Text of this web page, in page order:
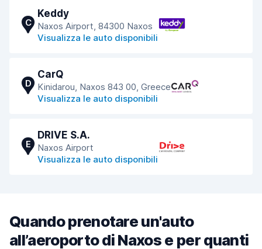
C
Keddy
Naxos Airport, 84300 Naxos
Visualizza le auto disponibili
D
CarQ
Kinidarou, Naxos 843 00, Greece
Visualizza le auto disponibili
E
DRIVE S.A.
Naxos Airport
Visualizza le auto disponibili
Quando prenotare un'auto
all’aeroporto di Naxos e per quanti